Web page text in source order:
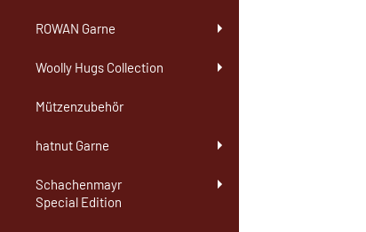
ROWAN Garne
Woolly Hugs Collection
Mützenzubehör
hatnut Garne
Schachenmayr
Special Edition